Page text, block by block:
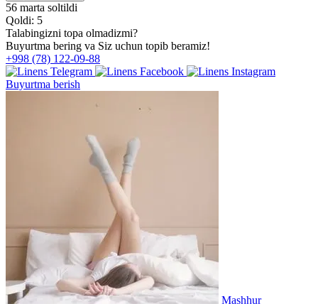
56 marta soltildi
Qoldi: 5
Talabingizni topa olmadizmi?
Buyurtma bering va Siz uchun topib beramiz!
+998 (78) 122-09-88
Buyurtma berish
Mashhur